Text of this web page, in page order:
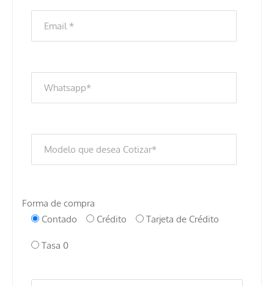
Forma de compra
Contado
Crédito Tarjeta de Crédito
Tasa 0